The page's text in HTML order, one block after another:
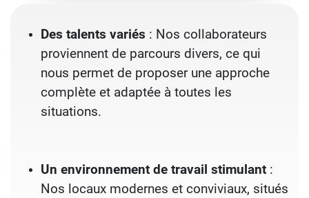
Des talents variés : Nos collaborateurs
proviennent de parcours divers, ce qui
nous permet de proposer une approche
complète et adaptée à toutes les
situations.
Un environnement de travail stimulant :
Nos locaux modernes et conviviaux, situés